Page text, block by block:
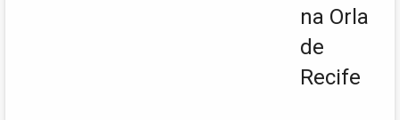
na Orla
de
Recife